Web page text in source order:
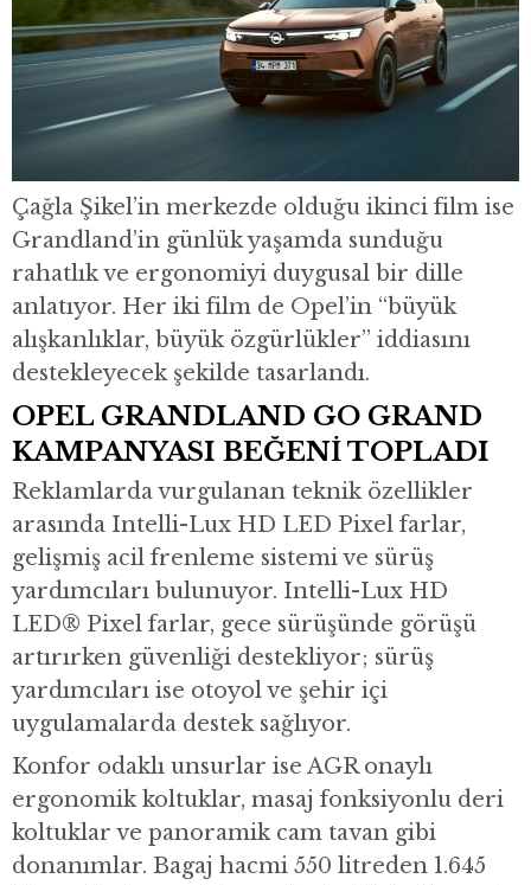
Çağla Şikel’in merkezde olduğu ikinci film ise
Grandland’in günlük yaşamda sunduğu
rahatlık ve ergonomiyi duygusal bir dille
anlatıyor. Her iki film de Opel’in “büyük
alışkanlıklar, büyük özgürlükler” iddiasını
destekleyecek şekilde tasarlandı.
OPEL GRANDLAND GO GRAND
KAMPANYASI BEĞENİ TOPLADI
Reklamlarda vurgulanan teknik özellikler
arasında Intelli-Lux HD LED Pixel farlar,
gelişmiş acil frenleme sistemi ve sürüş
yardımcıları bulunuyor. Intelli-Lux HD
LED® Pixel farlar, gece sürüşünde görüşü
artırırken güvenliği destekliyor; sürüş
yardımcıları ise otoyol ve şehir içi
uygulamalarda destek sağlıyor.
Konfor odaklı unsurlar ise AGR onaylı
ergonomik koltuklar, masaj fonksiyonlu deri
koltuklar ve panoramik cam tavan gibi
donanımlar. Bagaj hacmi 550 litreden 1.645